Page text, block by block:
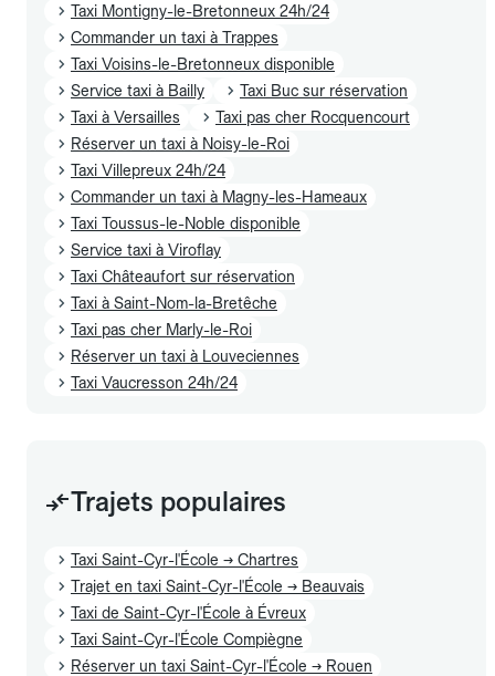
Taxi Montigny-le-Bretonneux 24h/24
Commander un taxi à Trappes
Taxi Voisins-le-Bretonneux disponible
Service taxi à Bailly
Taxi Buc sur réservation
Taxi à Versailles
Taxi pas cher Rocquencourt
Réserver un taxi à Noisy-le-Roi
Taxi Villepreux 24h/24
Commander un taxi à Magny-les-Hameaux
Taxi Toussus-le-Noble disponible
Service taxi à Viroflay
Taxi Châteaufort sur réservation
Taxi à Saint-Nom-la-Bretêche
Taxi pas cher Marly-le-Roi
Réserver un taxi à Louveciennes
Taxi Vaucresson 24h/24
Trajets populaires
Taxi Saint-Cyr-l'École → Chartres
Trajet en taxi Saint-Cyr-l'École → Beauvais
Taxi de Saint-Cyr-l'École à Évreux
Taxi Saint-Cyr-l'École Compiègne
Réserver un taxi Saint-Cyr-l'École → Rouen